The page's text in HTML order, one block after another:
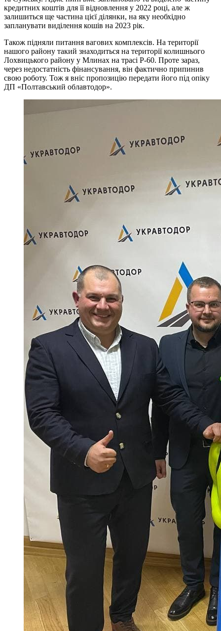
кредитних коштів для її відновлення у 2022 році, але ж
залишиться ще частина цієї ділянки, на яку необхідно
запланувати виділення кошів на 2023 рік.
Також підняли питання вагових комплексів. На території
нашого району такий знаходиться на території колишнього
Лохвицького району у Млинах на трасі Р-60. Проте зараз,
через недостатність фінансування, він фактично припинив
свою роботу. Тож я вніс пропозицію передати його під опіку
ДП «Полтавський облавтодор».